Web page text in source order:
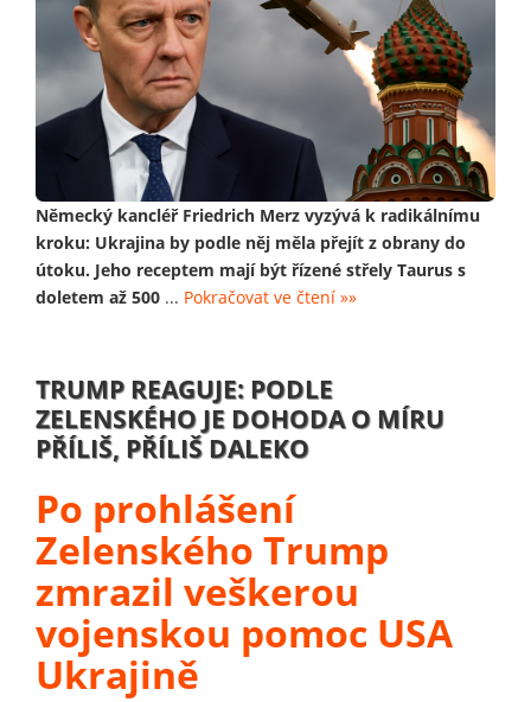
Německý kancléř Friedrich Merz vyzývá k radikálnímu
kroku: Ukrajina by podle něj měla přejít z obrany do
útoku. Jeho receptem mají být řízené střely Taurus s
doletem až 500 ... Pokračovat ve čtení »»
TRUMP REAGUJE: PODLE
ZELENSKÉHO JE DOHODA O MÍRU
PŘÍLIŠ, PŘÍLIŠ DALEKO
Po prohlášení
Zelenského Trump
zmrazil veškerou
vojenskou pomoc USA
Ukrajině